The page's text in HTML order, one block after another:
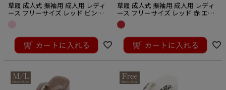
草履 成人式 振袖用 成人用 レディ
ース フリーサイズ レッド ピンク
くすみピンク エナメル 1枚芯 日本
製
16,500税込
草履 成人式 振袖用 成人用 レディ
ース フリーサイズ レッド 赤 エナ
メル 1枚芯 日本製
16,500税込